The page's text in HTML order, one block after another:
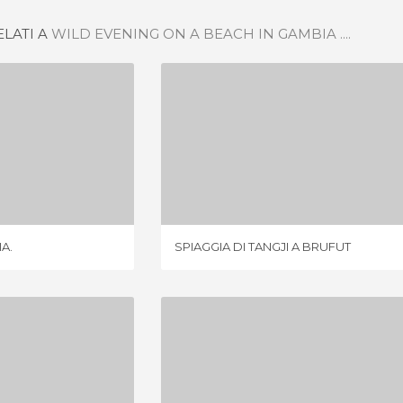
A WILD EVENING ON A BEACH IN GAMBIA ....
SPIAGGIA DI TANGJI A BRUFUT